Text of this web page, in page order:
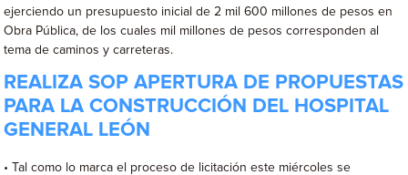
ejerciendo un presupuesto inicial de 2 mil 600 millones de pesos en
Obra Pública, de los cuales mil millones de pesos corresponden al
tema de caminos y carreteras.
REALIZA SOP APERTURA DE PROPUESTAS
PARA LA CONSTRUCCIÓN DEL HOSPITAL
GENERAL LEÓN
• Tal como lo marca el proceso de licitación este miércoles se